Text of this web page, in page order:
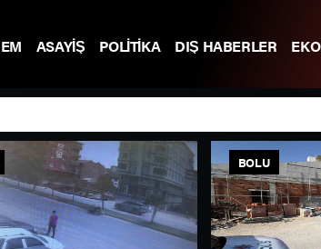
ASAYİŞ POLİTİKA DIŞ HABERLER
BOLU